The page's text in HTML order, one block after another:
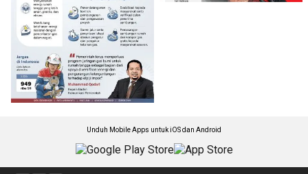
Unduh Mobile Apps untuk iOS dan Android